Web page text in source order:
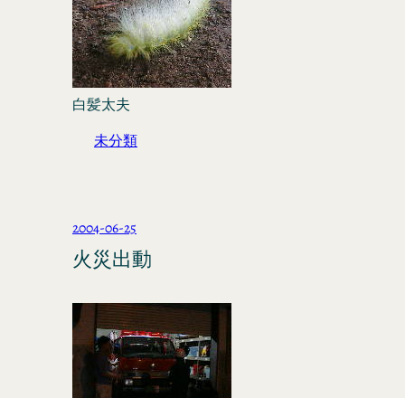
白髪太夫
未分類
2004-06-25
火災出動